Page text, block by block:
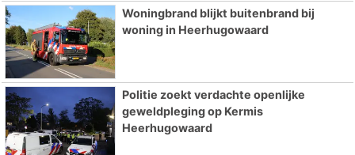
Woningbrand blijkt buitenbrand bij
woning in Heerhugowaard
Politie zoekt verdachte openlijke
geweldpleging op Kermis
Heerhugowaard